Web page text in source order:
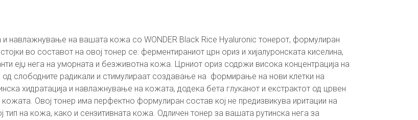
и навлажнување на вашата кожа со WONDER Black Rice Hyaluronic тонерот, формулиран
во составот на овој тонер се: ферментираниот црн ориз и хијалуронската киселина,
ејџ нега на уморната и безживотна кожа. Црниот ориз содржи висока концентрација на
слободните радикали и стимулираат создавање на формирање на нови клетки на
хидратација и навлажнување на кожата, додека бета глуканот и екстрактот од црвен
Овој тонер има перфектно формулиран состав кој не предизвикува иритации на
на кожа, како и сензитивната кожа. Одличен тонер за вашата рутинска нега за